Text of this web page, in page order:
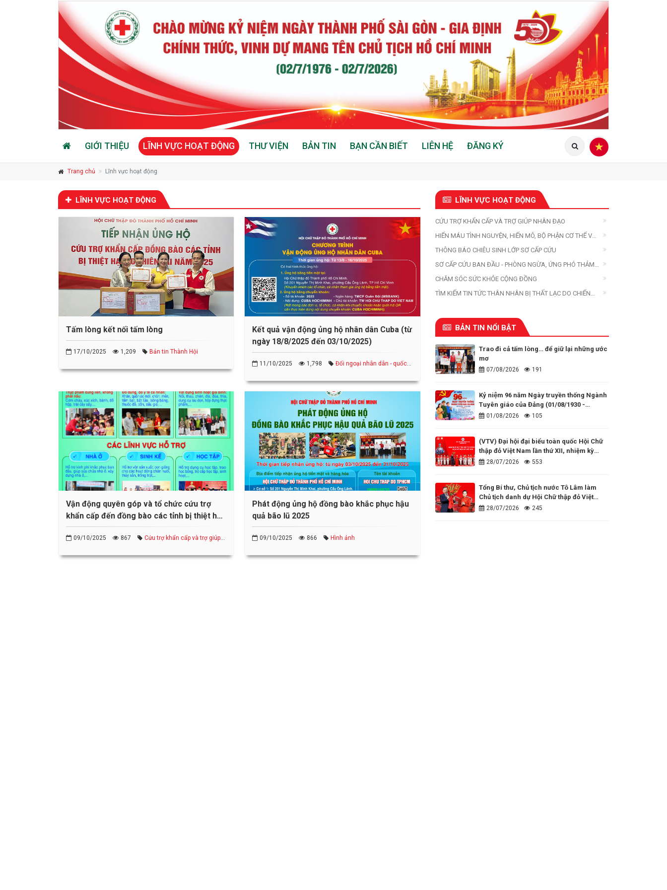
GIỚI THIỆU LĨNH VỰC HOẠT ĐỘNG THƯ VIỆN BẢN TIN BẠN CẦN BIẾT LIÊN HỆ ĐĂNG KÝ
Trang chủ Lĩnh vực hoạt động
LĨNH VỰC HOẠT ĐỘNG
Tấm lòng kết nối tấm lòng
17/10/2025 1,209 Bản tin Thành Hội
Kết quả vận động ủng hộ nhân dân Cuba (từ
ngày 18/8/2025 đến 03/10/2025)
11/10/2025 1,798
Đối ngoại nhân dân - quốc
Vận động quyên góp và tổ chức cứu trợ
khẩn cấp đến đồng bào các tỉnh bị thiệt hạn
do thiên tai năm 2025
09/10/2025 867
Cứu trợ khẩn cấp và trợ giúp
Phát động ủng hộ đồng bào khắc phục hậu
quả bão lũ 2025
09/10/2025 866 Hình ảnh
LĨNH VỰC HOẠT ĐỘNG
CỨU TRỢ KHẨN CẤP VÀ TRỢ GIÚP NHÂN ĐẠO
HIẾN MÁU TÌNH NGUYỆN, HIẾN MÔ, BỘ PHẬN CƠ THỂ VÀ
HIẾN XÁC
THÔNG BÁO CHIÊU SINH LỚP SƠ CẤP CỨU
SƠ CẤP CỨU BAN ĐẦU - PHÒNG NGỪA, ỨNG PHÓ THẢM
HỌA
CHĂM SÓC SỨC KHỎE CỘNG ĐỒNG
TÌM KIẾM TIN TỨC THÂN NHÂN BỊ THẤT LẠC DO CHIẾN
BẢN TIN NỔI BẬT
Trao đi cả tấm lòng… để giữ lại những ước
mơ
07/08/2026 191
Kỷ niệm 96 năm Ngày truyền thống Ngành
Tuyên giáo của Đảng (01/08/1930 -
01/08/2026)
01/08/2026 105
(VTV) Đại hội đại biểu toàn quốc Hội Chữ
thập đỏ Việt Nam lần thứ XII, nhiệm kỳ
2026 - 2031
28/07/2026 553
Tổng Bí thư, Chủ tịch nước Tô Lâm làm
Chủ tịch danh dự Hội Chữ thập đỏ Việt
Nam28/07/2026 245